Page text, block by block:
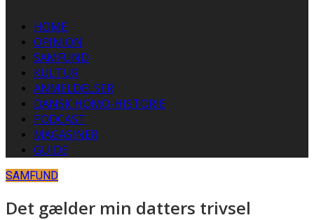
HOME
OPINION
SAMFUND
KULTUR
ANMELDELSER
DANSK HOMO-HISTORIE
PODCAST
MAGASINER
GUIDE
SAMFUND
Det gælder min datters trivsel